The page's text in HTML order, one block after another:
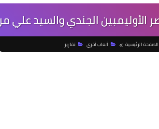
الأوليمبين الجندي والسيد علي
الصفحة الرئيسية ألعاب أخري تقارير